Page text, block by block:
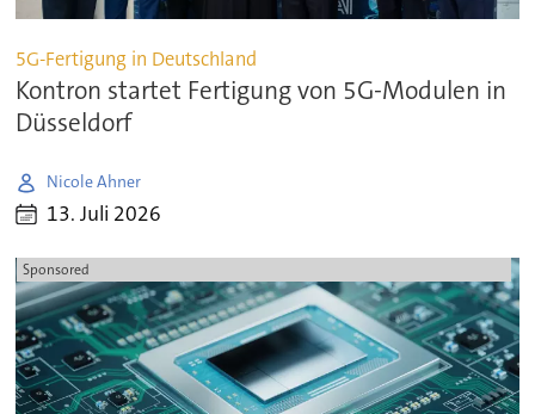
5G-Fertigung in Deutschland
Kontron startet Fertigung von 5G-Modulen in
Düsseldorf
Nicole Ahner
13. Juli 2026
Sponsored